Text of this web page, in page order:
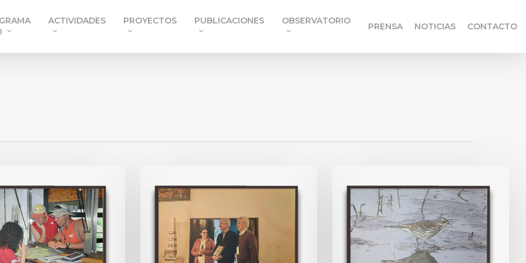
ACTIVIDADES PROYECTOS PUBLICACIONES OBSERVATORIO
PRENSA NOTICIAS CONTACTO